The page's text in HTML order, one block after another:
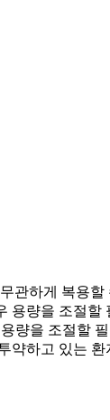
관하게 복용할
용량을 조절
량을 조절할
약하고 있는